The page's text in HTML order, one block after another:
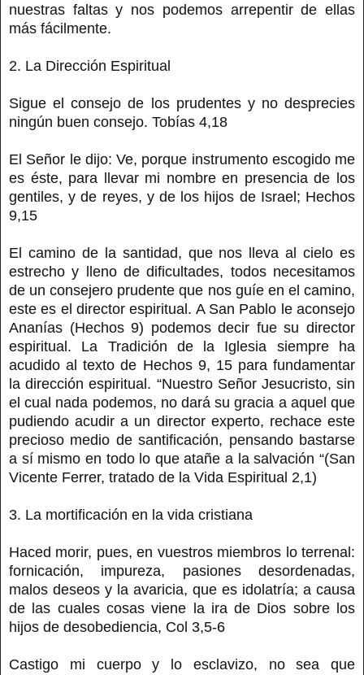
nuestras faltas y nos podemos arrepentir de ellas
más fácilmente.
2. La Dirección Espiritual
Sigue el consejo de los prudentes y no desprecies
ningún buen consejo. Tobías 4,18
El Señor le dijo: Ve, porque instrumento escogido me
es éste, para llevar mi nombre en presencia de los
gentiles, y de reyes, y de los hijos de Israel; Hechos
9,15
El camino de la santidad, que nos lleva al cielo es
estrecho y lleno de dificultades, todos necesitamos
de un consejero prudente que nos guíe en el camino,
este es el director espiritual. A San Pablo le aconsejo
Ananías (Hechos 9) podemos decir fue su director
espiritual. La Tradición de la Iglesia siempre ha
acudido al texto de Hechos 9, 15 para fundamentar
la dirección espiritual. “Nuestro Señor Jesucristo, sin
el cual nada podemos, no dará su gracia a aquel que
pudiendo acudir a un director experto, rechace este
precioso medio de santificación, pensando bastarse
a sí mismo en todo lo que atañe a la salvación “(San
Vicente Ferrer, tratado de la Vida Espiritual 2,1)
3. La mortificación en la vida cristiana
Haced morir, pues, en vuestros miembros lo terrenal:
fornicación, impureza, pasiones desordenadas,
malos deseos y la avaricia, que es idolatría; a causa
de las cuales cosas viene la ira de Dios sobre los
hijos de desobediencia, Col 3,5-6
Castigo mi cuerpo y lo esclavizo, no sea que